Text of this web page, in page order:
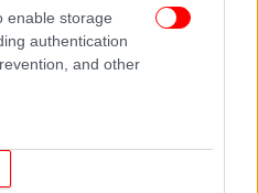
enable storage
authentication
and other